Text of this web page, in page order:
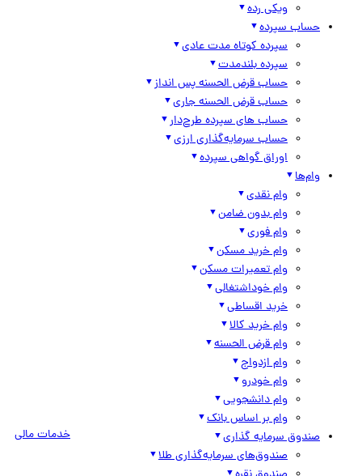
ویکی رده
حساب سپرده
سپرده کوتاه مدت عادی
سپرده بلندمدت
حساب قرض الحسنه پس انداز
حساب قرض الحسنه جاری
حساب های سپرده طرح‌دار
حساب سرمایه‌گذاری ارزی
اوراق گواهی سپرده
وام‌ها
وام نقدی
وام بدون ضامن
وام فوری
وام خرید مسکن
وام تعمیرات مسکن
وام خوداشتغالی
خرید اقساطی
وام خرید کالا
وام قرض الحسنه
وام ازدواج
وام خودرو
وام دانشجویی
وام بر اساس بانک
صندوق سرمایه گذاری
صندوق‌های سرمایه‌گذاری طلا
خدمات مالی